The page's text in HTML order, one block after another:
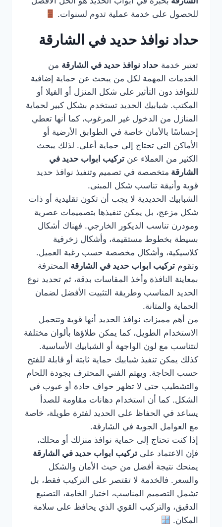
للحصول على خدمة عملية تدوم لسنوات.
حداد نوافذ حديد في الشارقة
تعتبر خدمة حداد نوافذ حديد في الشارقة من
الخدمات المهمة لكل من يبحث عن حماية إضافية
للنوافذ دون التأثير على شكل المنزل أو الفيلا أو
المكتب. شبابيك الحديد تستخدم بشكل كبير لحماية
المنازل من الدخول غير المرغوب، كما أنها تعطي
إحساسًا بالأمان خاصة في الطوابق الأرضية أو
الأماكن التي تحتاج إلى حماية أعلى. لذلك يبحث
الكثير من العملاء عن تركيب ابواب حديد في
الشارقة متخصصة في تصميم وتنفيذ نوافذ حديد
قوية وأنيقة تناسب شكل المبنى.
الشبابيك الحديدية لا يجب أن تكون تقليدية أو ذات
شكل مزعج، بل يمكن تنفيذها بتصميمات عصرية
ومودرن تناسب الديكور الخارجي. فهناك أشكال
بسيطة بخطوط مستقيمة، وأشكال زخرفية
كلاسيكية، وأشكال مخصصة حسب رغبة العميل.
وتقوم تركيب ابواب حديد في الشارقة المحترفة
بمعاينة النافذة وأخذ المقاسات بدقة، ثم تحديد نوع
الحديد المناسب وطريقة التثبيت الأفضل لضمان
الحماية والمتانة.
من أهم مميزات نوافذ الحديد أنها قوية وتتحمل
الاستخدام الطويل، كما يمكن طلاؤها بألوان مختلفة
لتتناسب مع لون الواجهة أو الشبابيك الأساسية.
كذلك يمكن تنفيذ شبابيك حماية ثابتة أو قابلة للفتح
حسب الحاجة. ويهتم الفني المحترف بجودة اللحام
والتشطيب حتى لا تظهر حواف حادة أو عيوب في
الشكل. كما أن استخدام دهانات مقاومة للصدأ
يساعد في الحفاظ على الحديد لفترة طويلة، خاصة
مع العوامل الجوية في الشارقة.
إذا كنت تحتاج إلى حماية نوافذ منزلك أو محلك،
فإن الاعتماد على تركيب ابواب حديد في الشارقة
يمنحك نتيجة أفضل من حيث الأمان والشكل
والسعر. فالخدمة لا تقتصر على التركيب فقط، بل
تشمل التصميم المناسب، اختيار الخامة، التصنيع
الدقيق، والتركيب القوي الذي يحافظ على سلامة
المكان.